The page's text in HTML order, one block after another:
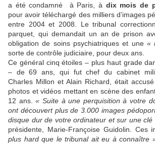
a été condamné à Paris, à dix mois de
pour avoir téléchargé des milliers d’images
entre 2004 et 2008. Le tribunal
parquet, qui demandait un an de prison
obligation de soins psychiatriques et une «
sorte de contrôle judiciaire, pour deux ans.
Ce général cinq étoiles – plus haut grade
– de 69 ans, qui fut chef du cabinet
Charles Millon et Alain Richard, était
photos et vidéos mettant en scène des
12 ans.« Suite à une perquisition à votre
ont découvert plus de 3.000 images
disque dur de votre ordinateur et sur une clé
présidente, Marie-Françoise Guidolin. Ces
plus hard que le tribunal ait eu à connaître